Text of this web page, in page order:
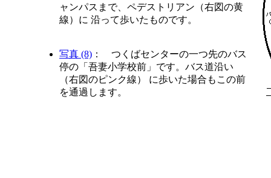
ャンパスまで、ペデストリアン（右図の黄
線）に 沿って歩いたものです。
写真 (8) ： つくばセンターの一つ先のバス
停の「吾妻小学校前」です。バス道沿い
（右図のピンク線） に歩いた場合もこの前
を通過します。